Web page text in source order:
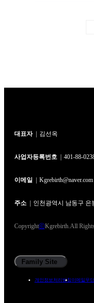
대표자 김선옥
사업자등록번호 401-88-
이메일 Kgrebirth@naver.com
주소 인천광역시 남동구 은
CopyrightⓒKgrebirth.All Rights
Family Site
개인정보처리방침 이메일무